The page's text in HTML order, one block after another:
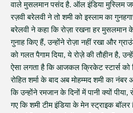
वाले मुसलमान पसंद है. ऑल इंडिया मुस्लिम
रज़वी बरेलवी ने तो शमी को इस्लाम का
बरेलवी ने कहा कि रोज़ा रखना हर मुसलमान
गुनाह किए हैं, उन्होंने रोज़ा नहीं रखा और
को गलत पैगाम दिया, ये रोज़े की तौहीन है,
ऐसा लगता है कि आजकल क्रिकेट स्टार्स को
रोहित शर्मा के बाद अब मोहम्मद शमी का
कि उन्होंने रमजान के दिनों में पानी क्यों
गए कि शमी टीम इंडिया के मेन स्ट्राइक